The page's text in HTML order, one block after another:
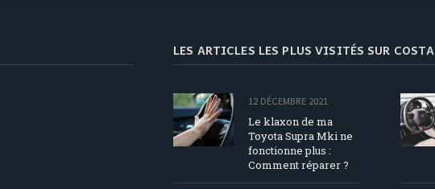
LES ARTICLES LES PLUS VISITÉS SUR COSTA
12 DÉCEMBRE 2021
Le klaxon de ma
Toyota Supra Mki ne
fonctionne plus :
Comment réparer ?